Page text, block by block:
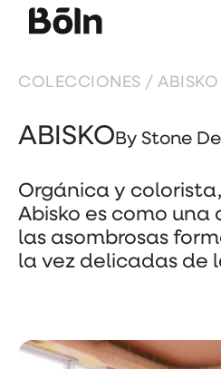
COLECCIONES / ABISKO
ABISKOBy Stone
Orgánica y
Abisko es como
las asombrosas
la vez delicadas de